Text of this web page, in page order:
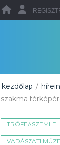
kezdőlap /
szakma
TRÓFEASZEMLE
VADÁSZATI